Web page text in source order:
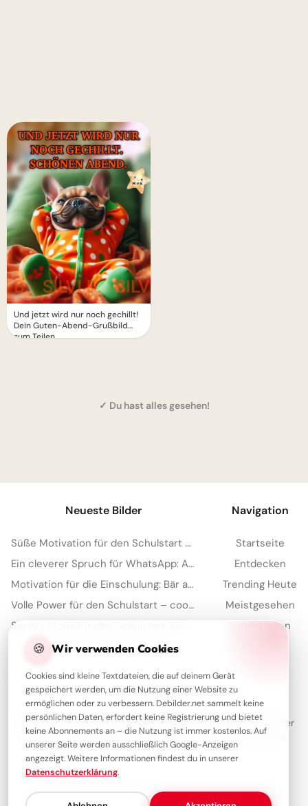
Und jetzt wird nur noch gechillt!
Dein Guten-Abend-Grußbild
zum Teilen
✓ Du hast alles gesehen!
🍪 Wir verwenden Cookies
Cookies sind kleine Textdateien, die auf deinem Gerät
gespeichert werden, um die Nutzung einer Website zu
ermöglichen oder zu verbessern. Debilder.net sammelt keine
persönlichen Daten, erfordert keine Registrierung und bietet
keine Abonnements an – die Nutzung ist immer kostenlos. Auf
unserer Seite werden ausschließlich Google-Anzeigen
angezeigt. Weitere Informationen findest du in unserer
Datenschutzerklärung.
Neueste Bilder
Süße Motivation für den Schulstart auf Instagram
Ein cleverer Spruch für WhatsApp: Aus Fehlern lernen macht schlau!
Motivation für die Einschulung: Bär am Bergpfad mit Spruch für WhatsApp
Volle Power für den Schulstart – coole Sprüche für TikTok!
Navigation
Startseite
Entdecken
Trending Heute
Meistgesehen
Sammlungen
Über Debilder
Debilder ist deine Plattform für die schönsten Grüße und Bilder
zum Teilen. Entdecke unsere Sammlung und verschenke ein
Lächeln!
Über unsKontaktRedaktionImpressumDatenschutzerklärung